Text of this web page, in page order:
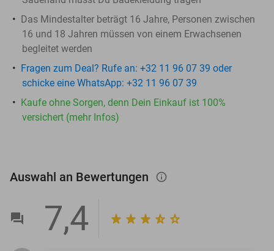
Das Mindestalter beträgt 16 Jahre, Personen zwischen
16 und 18 Jahren müssen von einem Erwachsenen
begleitet werden
Fragen zum Deal? Rufe an: +32 11 96 07 39 oder
schicke eine WhatsApp: +32 11 96 07 39
Kaufe ohne Sorgen, denn Dein Einkauf ist 100%
versichert (mehr Infos)
Auswahl an Bewertungen info_outlined
7,4